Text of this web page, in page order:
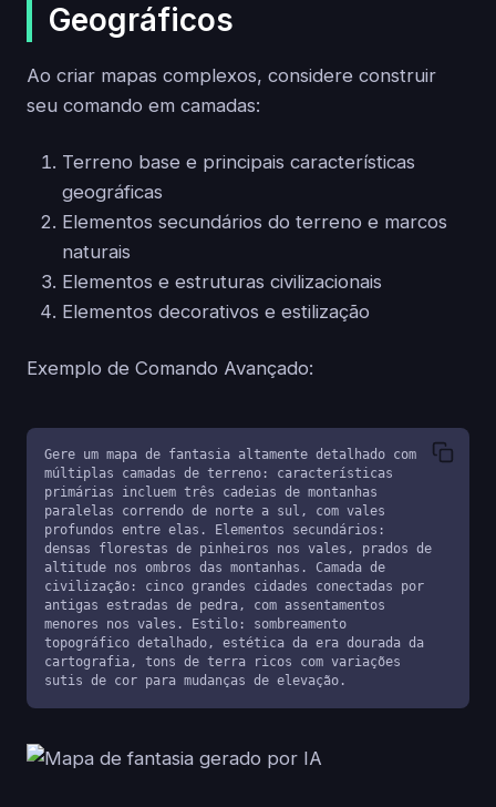
Geográficos
Ao criar mapas complexos, considere construir
seu comando em camadas:
Terreno base e principais características
geográficas
Elementos secundários do terreno e marcos
naturais
Elementos e estruturas civilizacionais
Elementos decorativos e estilização
Exemplo de Comando Avançado:
Gere um mapa de fantasia altamente detalhado com
múltiplas camadas de terreno: características
primárias incluem três cadeias de montanhas
paralelas correndo de norte a sul, com vales
profundos entre elas. Elementos secundários:
densas florestas de pinheiros nos vales, prados de
altitude nos ombros das montanhas. Camada de
civilização: cinco grandes cidades conectadas por
antigas estradas de pedra, com assentamentos
menores nos vales. Estilo: sombreamento
topográfico detalhado, estética da era dourada da
cartografia, tons de terra ricos com variações
sutis de cor para mudanças de elevação.